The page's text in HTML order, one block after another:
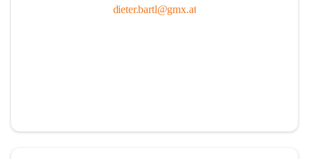
dieter.bartl@gmx.at